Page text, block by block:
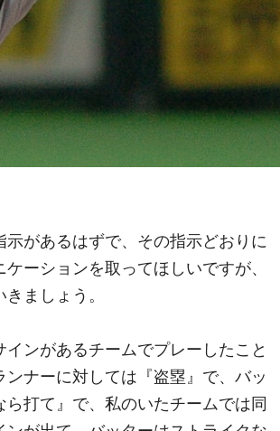
があるはずで、その指示どおりに
ーションを取ってほしいですが、
ましょう。
ンがあるチームでプレーしたこと
ナーに対しては『盗塁』で、バッ
打て』で、私のいたチームでは同